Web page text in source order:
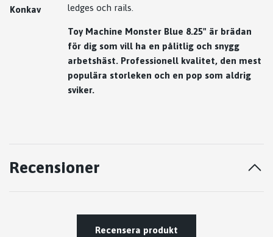
Konkav
ledges och rails.
Toy Machine Monster Blue 8.25" är brädan
för dig som vill ha en pålitlig och snygg
arbetshäst. Professionell kvalitet, den mest
populära storleken och en pop som aldrig
sviker.
Recensioner
Recensera produkt